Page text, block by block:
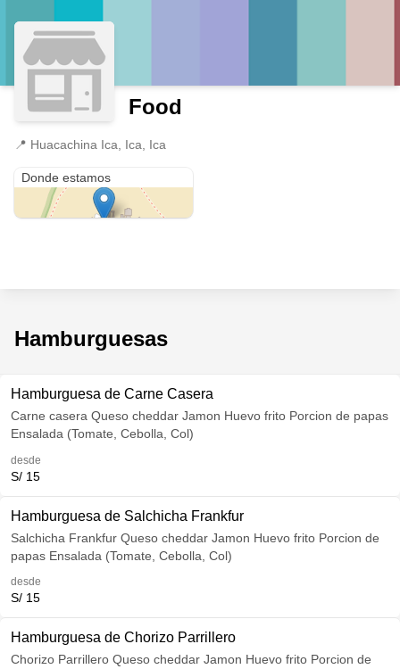
Food
📍 Huacachina Ica, Ica, Ica
Donde estamos
Hamburguesas
Hamburguesa de Carne Casera
Carne casera Queso cheddar Jamon Huevo frito Porcion de papas
Ensalada (Tomate, Cebolla, Col)
desde
S/ 15
Hamburguesa de Salchicha Frankfur
Salchicha Frankfur Queso cheddar Jamon Huevo frito Porcion de
papas Ensalada (Tomate, Cebolla, Col)
desde
S/ 15
Hamburguesa de Chorizo Parrillero
Chorizo Parrillero Queso cheddar Jamon Huevo frito Porcion de